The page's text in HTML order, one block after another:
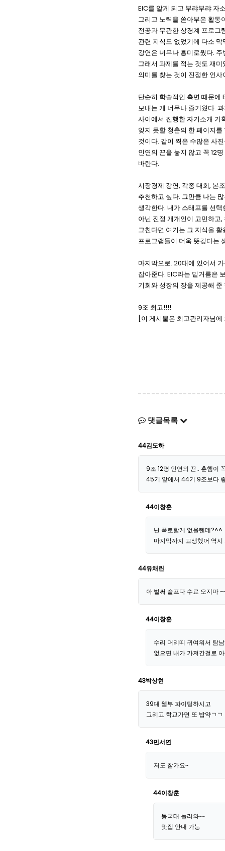
EIC를 알게 되고 부랴부랴 자
그리고 노력을 쏟아부은 활동
전공과 무관한 상경계 프로그
관련 지식도 없었기에 다소
강연은 너무나 흥미로웠다.
그래서 과제를 적는 것도 재
의미를 찾는 것이 진정한 인
단순히 학술적인 측면 때문에
보내는 게 너무나 즐거웠다.
사이에서 진행한 자기소개 기
잊지 못할 청춘의 한 페이지
것이다. 같이 찍은 수많은 사
인연의 끈을 놓지 않고 꼭 12
바란다.
시장경제 강연, 각종 대회, 본
추천하고 싶다. 그만큼 나는
생각한다. 내가 스태프를 선
아닌 진정 개개인이 고민하고
그친다면 여기는 그 지식을
프로그램들이 더욱 뜻깊다는
마지막으로. 20대에 있어서
잡아준다. EIC라는 밑거름은
기회와 성장의 장을 제공해
9조 최고!!!!
[이 게시물은 최고관리자님
댓글목록
44김도하
9조 12명 인연의 끈.. 훈햄이
45기 앞에서 44기 9조보다
44이창훈
난 폭로할게 없을텐데?^^
마지막까지 고생했어 역시
44유채린
아 벌써 슬프다 수료 오지마
44이창훈
수리 머리띠 귀여워서 탐남
없으면 내가 가져간걸로
43박상현
39대 웹부 파이팅하시고
그리고 학교가면 또 밥약ㄱㄱ
43민서연
저도 참가요~
44이창훈
동국대 놀러와~~
맛집 안내 가능